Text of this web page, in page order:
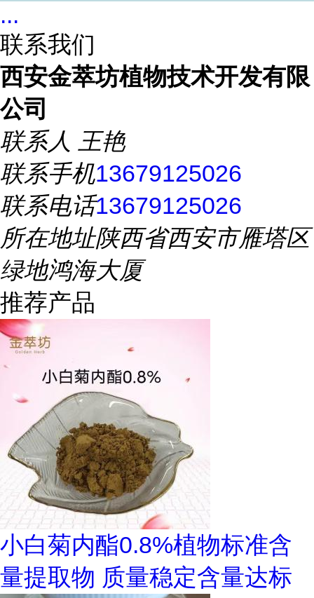
...
联系我们
西安金萃坊植物技术开发有限
公司
联系人 王艳
联系手机13679125026
联系电话13679125026
所在地址陕西省西安市雁塔区
绿地鸿海大厦
推荐产品
小白菊内酯0.8%植物标准含
量提取物 质量稳定含量达标